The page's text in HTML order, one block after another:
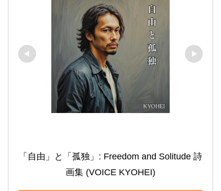
「自由」と「孤独」: Freedom and Solitude 詩
画集 (VOICE KYOHEI)